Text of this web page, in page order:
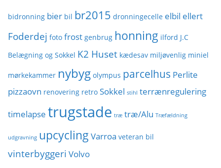
bidronning bier bil br2015 dronningecelle elbil ellert
Foderdej foto frost genbrug honning ilford J.C
Belægning og Sokkel K2 Huset kædesav miljøvenlig miniel
mørkekammer nybyg olympus parcelhus Perlite
pizzaovn renovering retro Sokkel stihl terrænregulering
timelapse trugstade træ træ/Alu Træfældning
udgravning upcycling Varroa veteran bil
vinterbyggeri Volvo